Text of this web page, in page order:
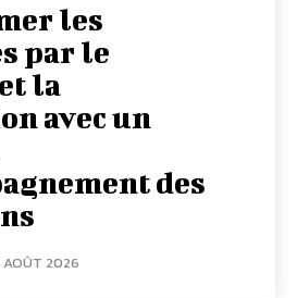
les
par le
la
avec un
des
AOÛT 2026